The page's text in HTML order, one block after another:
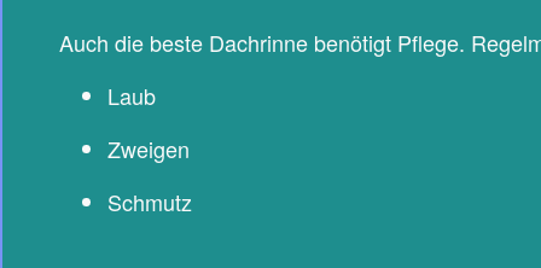
Auch die beste Dachrinne benötigt Pflege.
Laub
Zweigen
Schmutz